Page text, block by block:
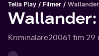
Telia Play Filmer
Kriminalare20061 tim 29